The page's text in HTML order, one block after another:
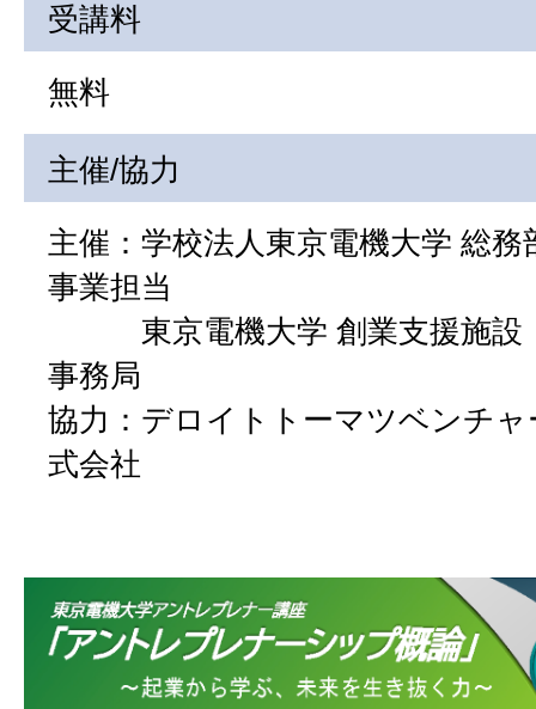
受講料
無料
主催/協力
主催：学校法人東京電機大学 総務
事業担当
東京電機大学 創業支援施設
事務局
協力：デロイトトーマツベンチ
式会社